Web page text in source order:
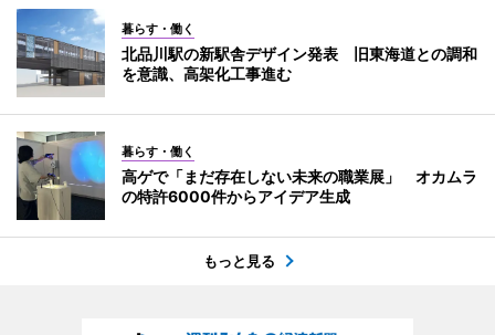
暮らす・働く
北品川駅の新駅舎デザイン発表 旧東海道との調和
を意識、高架化工事進む
暮らす・働く
高ゲで「まだ存在しない未来の職業展」 オカムラ
の特許6000件からアイデア生成
もっと見る